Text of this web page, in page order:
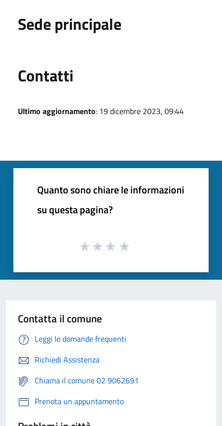
Sede principale
Contatti
Ultimo aggiornamento: 19 dicembre 2023, 09:44
Quanto sono chiare le informazioni
su questa pagina?
Contatta il comune
Leggi le domande frequenti
Richiedi Assistenza
Chiama il comune 02 9062691
Prenota un appuntamento